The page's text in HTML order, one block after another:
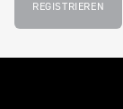
REGISTRIEREN